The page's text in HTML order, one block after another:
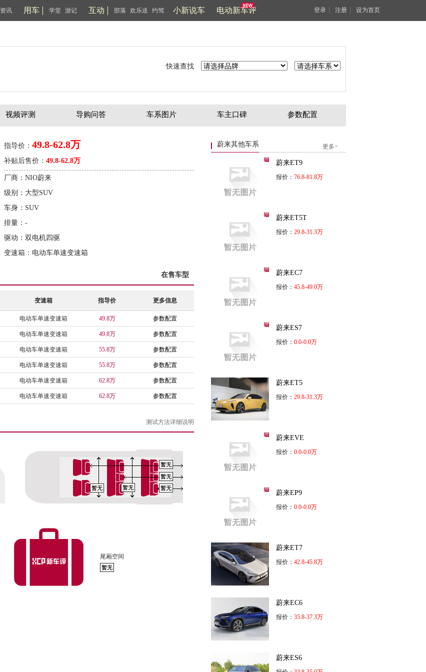
资讯 用车 学堂 游记 互动 部落 欢乐送 约驾 小新说车 电动新车评 登录 注册 设为首页
快速查找
视频评测 导购问答 车系图片 车主口碑 参数配置
指导价： 49.8-62.8万
补贴后售价： 49.8-62.8万
厂商：NIO蔚来
级别：大型SUV
车身：SUV
排量：-
驱动：双电机四驱
变速箱：电动车单速变速箱
在售车型
变速箱 指导价 更多信息
电动车单速变速箱 49.8万 参数配置
电动车单速变速箱 49.8万 参数配置
电动车单速变速箱 55.8万 参数配置
电动车单速变速箱 55.8万 参数配置
电动车单速变速箱 62.8万 参数配置
电动车单速变速箱 62.8万 参数配置
测试方法详细说明
暂无
暂无
暂无
暂无
暂无
尾厢空间
暂无
蔚来其他车系 更多>
蔚来ET9
报价： 76.8-81.8万
蔚来ET5T
报价： 29.8-31.3万
蔚来EC7
报价： 45.8-49.0万
蔚来ES7
报价： 0.0-0.0万
蔚来ET5
报价： 29.8-31.3万
蔚来EVE
报价： 0.0-0.0万
蔚来EP9
报价： 0.0-0.0万
蔚来ET7
报价： 42.8-45.8万
蔚来EC6
报价： 35.8-37.3万
蔚来ES6